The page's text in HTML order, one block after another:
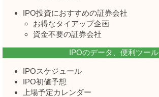
IPO投資におすすめの証券会社
お得なタイアップ企画
資金不要の証券会社
IPOのデータ、便利ツール
IPOスケジュール
IPO初値予想
上場予定カレンダー